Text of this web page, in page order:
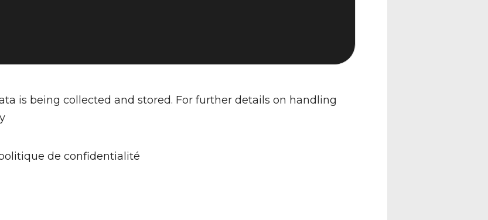
is being collected and stored. For further details on handling
de confidentialité